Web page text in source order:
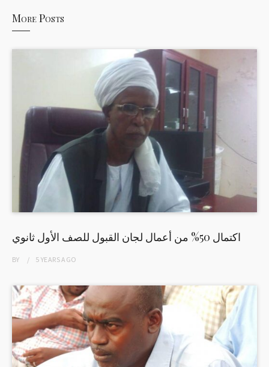
More Posts
اكتمال 50% من أعمال لجان القبول للصف الأول ثانوي
BY 5 YEARSAGO